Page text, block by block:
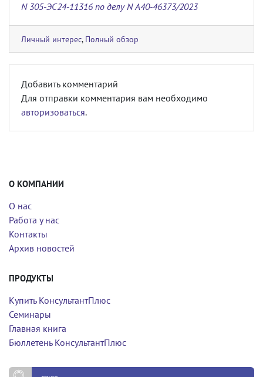
N 305-ЭС24-11316 по делу N А40-46373/2023
Личный интерес, Полный обзор
Добавить комментарий
Для отправки комментария вам необходимо
авторизоваться.
О КОМПАНИИ
О нас
Работа у нас
Контакты
Архив новостей
ПРОДУКТЫ
Купить КонсультантПлюс
Семинары
Главная книга
Бюллетень КонсультантПлюс